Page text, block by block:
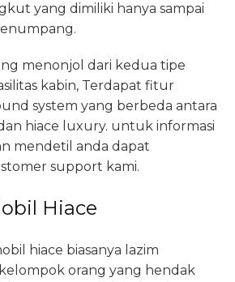
yang dimiliki hanya sampai
menonjol dari kedua tipe
kabin, Terdapat fitur
system yang berbeda antara
hiace luxury. untuk informasi
mendetil anda dapat
support kami.
Hiace
hiace biasanya lazim
orang yang hendak